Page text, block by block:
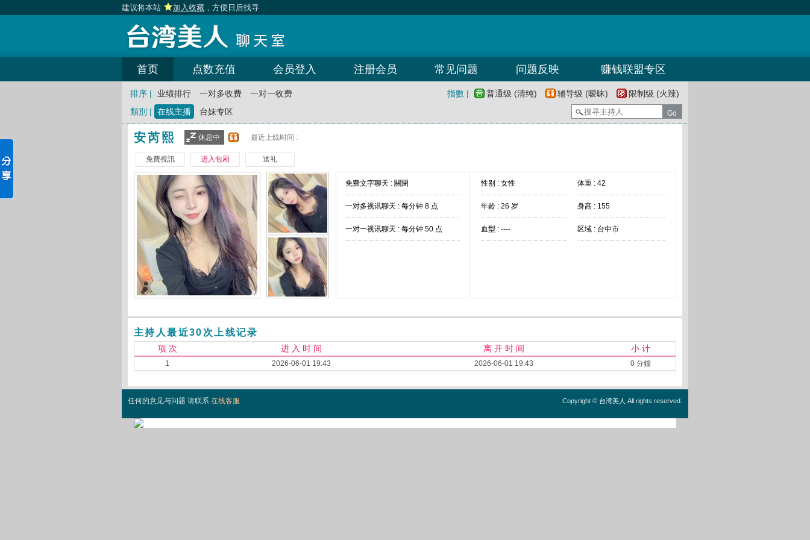
建议将本站 加入收藏 ，方便日后找寻
首页 点数充值 会员登入 注册会员 常见问题 问题反映 赚钱联盟专区
排序 | 业绩排行 一对多收费 一对一收费 指數 | 普通级 (清纯) 辅导级 (暧昧)
限制级 (火辣)
類別 |
在线主播 台妹专区
安芮熙 休息中 最近上线时间 :
免費視訊 进入包厢 送礼
免费文字聊天 : 關閉
一对多视讯聊天 : 每分钟 8 点
一对一视讯聊天 : 每分钟 50 点
性别 : 女性 体重 : 42
年龄 : 26 岁 身高 : 155
血型 : ---- 区域 : 台中市
主持人最近30次上线记录
项 次 进 入 时 间 离 开 时 间 小 计
1 2026-06-01 19:43 2026-06-01 19:43 0 分鐘
任何的意见与问题 请联系 在线客服 Copyright © 台湾美人 All rights reserved.